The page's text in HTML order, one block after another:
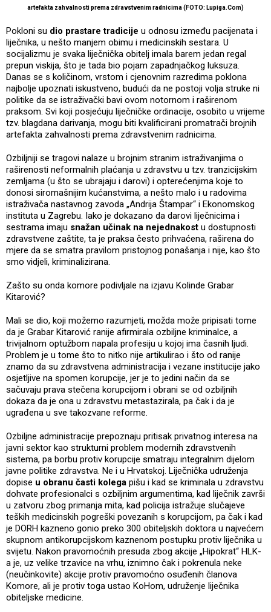
artefakta zahvalnosti prema zdravstvenim radnicima (FOTO: Lupiga.Com)
Pokloni su dio prastare tradicije u odnosu između pacijenata i
liječnika, u nešto manjem obimu i medicinskih sestara. U
socijalizmu je svaka liječnička obitelj imala barem jedan regal
prepun viskija, što je tada bio pojam zapadnjačkog luksuza.
Danas se s količinom, vrstom i cjenovnim razredima poklona
najbolje upoznati iskustveno, budući da ne postoji volja struke ni
politike da se istraživački bavi ovom notornom i raširenom
praksom. Svi koji posjećuju liječničke ordinacije, osobito u vrijeme
tzv. blagdana darivanja, mogu biti kvalificirani promatrači brojnih
artefakta zahvalnosti prema zdravstvenim radnicima.
Ozbiljniji se tragovi nalaze u brojnim stranim istraživanjima o
raširenosti neformalnih plaćanja u zdravstvu u tzv. tranzicijskim
zemljama (u što se ubrajaju i darovi) i opterećenjima koje to
donosi siromašnijim kućanstvima, a nešto malo i u radovima
istraživača nastavnog zavoda „Andrija Štampar“ i Ekonomskog
instituta u Zagrebu. Iako je dokazano da darovi liječnicima i
sestrama imaju snažan učinak na nejednakost u dostupnosti
zdravstvene zaštite, ta je praksa često prihvaćena, raširena do
mjere da se smatra pravilom pristojnog ponašanja i nije, kao što
smo vidjeli, kriminalizirana.
Zašto su onda komore podivljale na izjavu Kolinde Grabar
Kitarović?
Mali se dio, koji možemo razumjeti, možda može pripisati tome
da je Grabar Kitarović ranije afirmirala ozbiljne kriminalce, a
trivijalnom optužbom napala profesiju u kojoj ima časnih ljudi.
Problem je u tome što to nitko nije artikulirao i što od ranije
znamo da su zdravstvena administracija i vezane institucije jako
osjetljive na spomen korupcije, jer je to jedini način da se
sačuvaju prava stečena korupcijom i obrani se od ozbiljnih
dokaza da je ona u zdravstvu metastazirala, pa čak i da je
ugrađena u sve takozvane reforme.
Ozbiljne administracije prepoznaju pritisak privatnog interesa na
javni sektor kao strukturni problem modernih zdravstvenih
sistema, pa borbu protiv korupcije smatraju integralnim dijelom
javne politike zdravstva. Ne i u Hrvatskoj. Liječnička udruženja
dopise u obranu časti kolega pišu i kad se kriminala u zdravstvu
dohvate profesionalci s ozbiljnim argumentima, kad liječnik završi
u zatvoru zbog primanja mita, kad policija istražuje slučajeve
teških medicinskih pogreški povezanih s korupcijom, pa čak i kad
je DORH kazneno gonio preko 300 obiteljskih doktora u najvećem
skupnom antikorupcijskom kaznenom postupku protiv liječnika u
svijetu. Nakon pravomoćnih presuda zbog akcije „Hipokrat“ HLK-
a je, uz velike trzavice na vrhu, iznimno čak i pokrenula neke
(neučinkovite) akcije protiv pravomoćno osuđenih članova
Komore, ali je protiv toga ustao KoHom, udruženje liječnika
obiteljske medicine.